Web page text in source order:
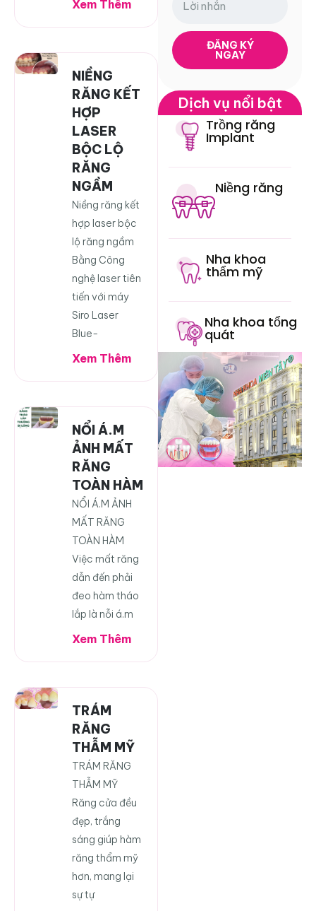
Xem Thêm
NIỀNG
RĂNG KẾT
HỢP
LASER
BỘC LỘ
RĂNG
NGẦM
Niềng răng kết
hợp laser bộc
lộ răng ngầm
Bằng Công
nghệ laser tiên
tiến với máy
Siro Laser
Blue-
Xem Thêm
NỔI Á.M
ẢNH MẤT
RĂNG
TOÀN HÀM
NỔI Á.M ẢNH
MẤT RĂNG
TOÀN HÀM
Việc mất răng
dẫn đến phải
đeo hàm tháo
lắp là nỗi á.m
Xem Thêm
TRÁM
RĂNG
THẪM MỸ
TRÁM RĂNG
THẪM MỸ
Răng cửa đều
đẹp, trắng
sáng giúp hàm
răng thẩm mỹ
hơn, mang lại
sự tự
ĐĂNG KÝ
NGAY
Dịch vụ nổi bật
Trồng răng
Implant
Niềng răng
Nha khoa
thẩm mỹ
Nha khoa tổng
quát